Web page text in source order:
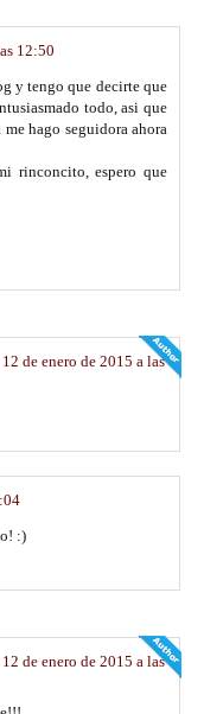
12:50
y tengo que decirte que
todo, asi que
hago seguidora ahora
rinconcito, espero que
12 de enero de 2015 a las
:)
12 de enero de 2015 a las